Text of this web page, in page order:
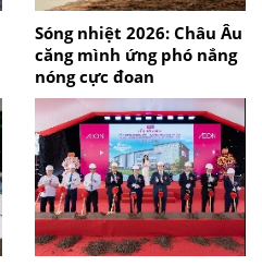
Sóng nhiệt 2026: Châu Âu
căng mình ứng phó nắng
nóng cực đoan